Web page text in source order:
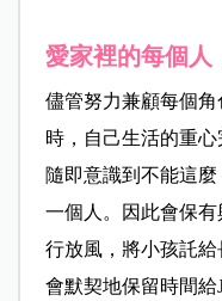
愛家裡的每個人
儘管努力兼顧每個
時，自己生活的重
隨即意識到不能這
一個人。因此會保
行放風，將小孩託
會默契地保留時間給